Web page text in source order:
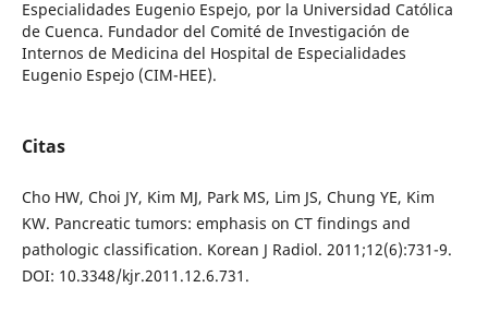
Especialidades Eugenio Espejo, por la Universidad Católica
de Cuenca. Fundador del Comité de Investigación de
Internos de Medicina del Hospital de Especialidades
Eugenio Espejo (CIM-HEE).
Citas
Cho HW, Choi JY, Kim MJ, Park MS, Lim JS, Chung YE, Kim
KW. Pancreatic tumors: emphasis on CT findings and
pathologic classification. Korean J Radiol. 2011;12(6):731-9.
DOI: 10.3348/kjr.2011.12.6.731.